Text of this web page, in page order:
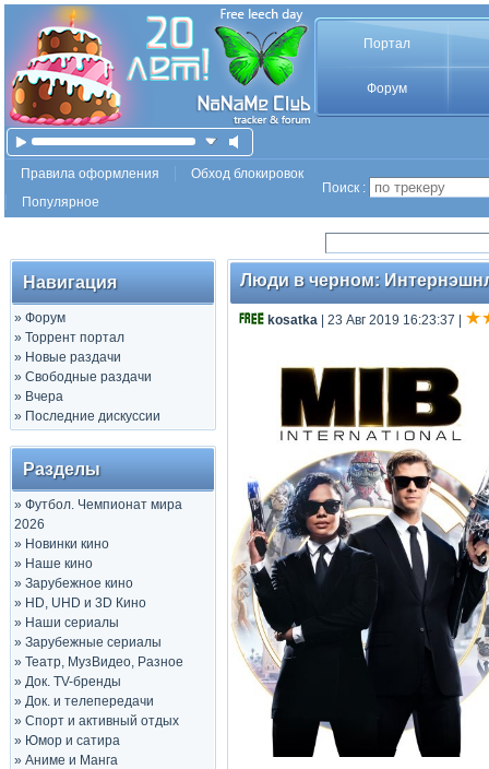
Портал
Форум
Правила оформления
Обход блокировок
Популярное
Поиск :
Навигация
» Форум
» Торрент портал
» Новые раздачи
» Свободные раздачи
» Вчера
» Последние дискуссии
Разделы
» Футбол. Чемпионат мира
2026
» Новинки кино
» Наше кино
» Зарубежное кино
» HD, UHD и 3D Кино
» Наши сериалы
» Зарубежные сериалы
» Театр, МузВидео, Разное
» Док. TV-бренды
» Док. и телепередачи
» Спорт и активный отдых
» Юмор и сатира
» Аниме и Манга
Люди в черном: Интернэшнл
kosatka | 23 Авг 2019 16:23:37